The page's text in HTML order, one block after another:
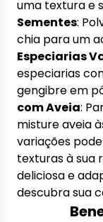
uma textura e
Sementes:
chia para um
Especiarias
especiarias
gengibre em
com Aveia:
misture aveia
variações
texturas à sua
deliciosa e
descubra sua